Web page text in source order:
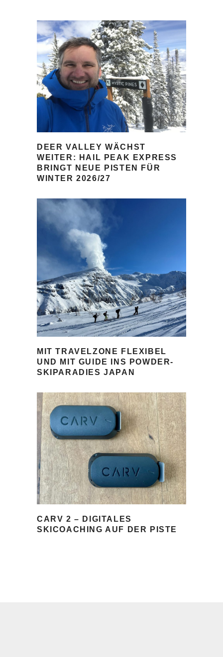
DEER VALLEY WÄCHST
WEITER: HAIL PEAK EXPRESS
BRINGT NEUE PISTEN FÜR
WINTER 2026/27
MIT TRAVELZONE FLEXIBEL
UND MIT GUIDE INS POWDER-
SKIPARADIES JAPAN
CARV 2 – DIGITALES
SKICOACHING AUF DER PISTE